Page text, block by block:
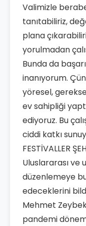
Valimizle
tanıtabiliriz,
plana
yorulmadan
Bunda da
inanıyorum.
yöresel,
ev sahipliği
ediyoruz. Bu
ciddi katkı
FESTİVALLER
Uluslararası ve
düzenlemeye
edeceklerini
Mehmet
pandemi